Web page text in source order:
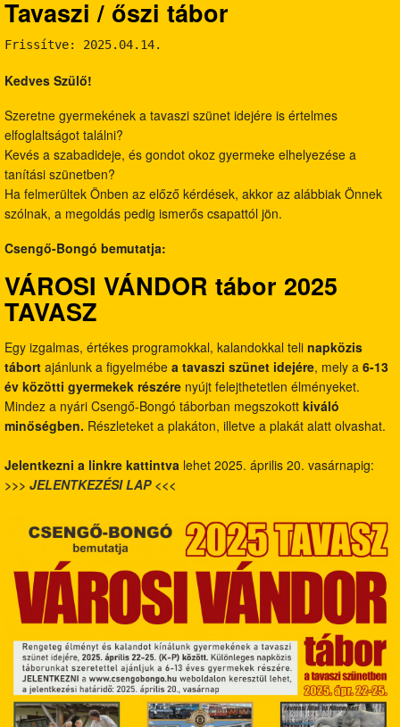
Tavaszi / őszi tábor
Kedves Szülő!
Szeretne gyermekének a tavaszi szünet idejére is értelmes
elfoglaltságot találni?
Kevés a szabadideje, és gondot okoz gyermeke elhelyezése a
tanítási szünetben?
Ha felmerültek Önben az előző kérdések, akkor az alábbiak Önnek
szólnak, a megoldás pedig ismerős csapattól jön.
Csengő-Bongó bemutatja:
VÁROSI VÁNDOR tábor 2025
TAVASZ
Egy izgalmas, értékes programokkal, kalandokkal teli napközis
tábort ajánlunk a figyelmébe a tavaszi szünet idejére, mely a 6-13
év közötti gyermekek részére nyújt felejthetetlen élményeket.
Mindez a nyári Csengő-Bongó táborban megszokott kiváló
minőségben. Részleteket a plakáton, illetve a plakát alatt olvashat.
Jelentkezni a linkre kattintva lehet 2025. április 20. vasárnapig:
>>> JELENTKEZÉSI LAP <<<